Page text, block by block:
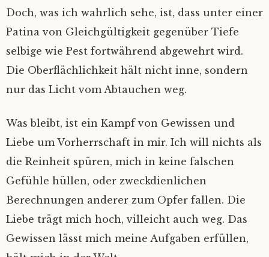
Doch, was ich wahrlich sehe, ist, dass unter einer
Patina von Gleichgültigkeit gegenüber Tiefe
selbige wie Pest fortwährend abgewehrt wird.
Die Oberflächlichkeit hält nicht inne, sondern
nur das Licht vom Abtauchen weg.
Was bleibt, ist ein Kampf von Gewissen und
Liebe um Vorherrschaft in mir. Ich will nichts als
die Reinheit spüren, mich in keine falschen
Gefühle hüllen, oder zweckdienlichen
Berechnungen anderer zum Opfer fallen. Die
Liebe trägt mich hoch, villeicht auch weg. Das
Gewissen lässt mich meine Aufgaben erfüllen,